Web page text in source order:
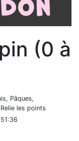
(0 à
Pâques,
les points